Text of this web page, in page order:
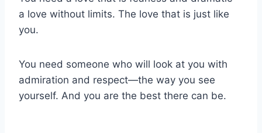
a love without limits. The love that is just like
you.
You need someone who will look at you with
admiration and respect—the way you see
yourself. And you are the best there can be.